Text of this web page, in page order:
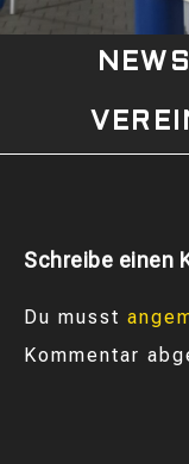
NEWS
Schreibe einen
Du musst
Kommentar